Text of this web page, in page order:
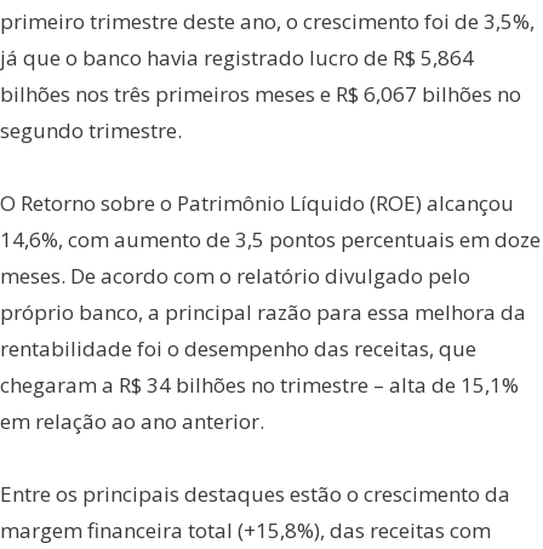
primeiro trimestre deste ano, o crescimento foi de 3,5%,
já que o banco havia registrado lucro de R$ 5,864
bilhões nos três primeiros meses e R$ 6,067 bilhões no
segundo trimestre.
O Retorno sobre o Patrimônio Líquido (ROE) alcançou
14,6%, com aumento de 3,5 pontos percentuais em doze
meses. De acordo com o relatório divulgado pelo
próprio banco, a principal razão para essa melhora da
rentabilidade foi o desempenho das receitas, que
chegaram a R$ 34 bilhões no trimestre – alta de 15,1%
em relação ao ano anterior.
Entre os principais destaques estão o crescimento da
margem financeira total (+15,8%), das receitas com